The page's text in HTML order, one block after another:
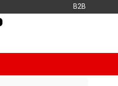
B2B